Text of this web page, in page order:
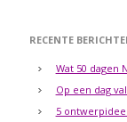
RECENTE
Wat 50 dagen
Op een dag
5